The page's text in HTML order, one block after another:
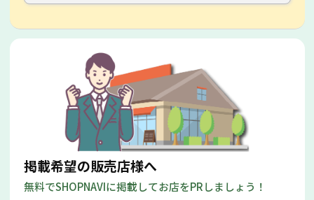
掲載希望の販売店様へ
無料でSHOPNAVIに掲載してお店をPRしましょう！